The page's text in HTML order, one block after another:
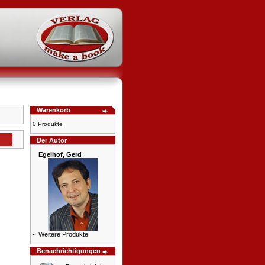
Warenkorb
0 Produkte
Der Autor
Egelhof, Gerd
- Weitere Produkte
Benachrichtigungen